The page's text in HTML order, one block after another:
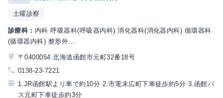
土曜診察
診療科： 内科 呼吸器科(呼吸器内科) 消化器科(消化器内科) 循環器科
(循環器内科) 整形外...
〒0400054 北海道函館市元町32番18号
0138-23-7221
1.JR函館駅より車で約10分 2.市電末広町下車徒歩約5分 3.函館バ
ス元町下車徒歩約3分